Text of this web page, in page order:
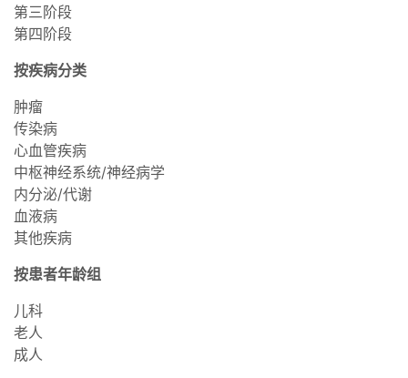
第三阶段
第四阶段
按疾病分类
肿瘤
传染病
心血管疾病
中枢神经系统/神经病学
内分泌/代谢
血液病
其他疾病
按患者年龄组
儿科
老人
成人